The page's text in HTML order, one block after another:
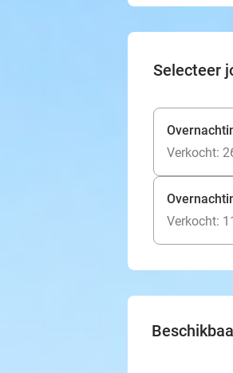
Selecteer
Verkocht:
Verkocht: